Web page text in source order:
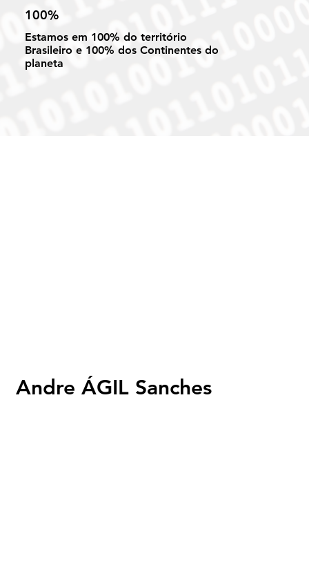
100%
Estamos em 100% do território
Brasileiro e 100% dos Continentes do
planeta
Andre ÁGIL Sanches